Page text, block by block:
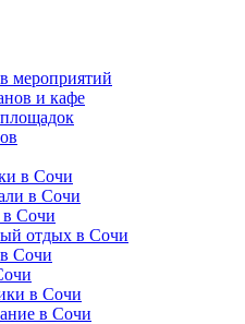
мероприятий
и кафе
в Сочи
в Сочи
в Сочи
отдых в Сочи
Сочи
в Сочи
в Сочи